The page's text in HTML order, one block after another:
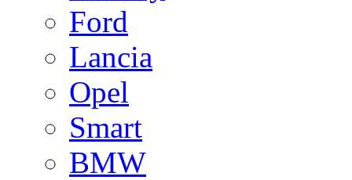
Ford
Lancia
Opel
Smart
BMW